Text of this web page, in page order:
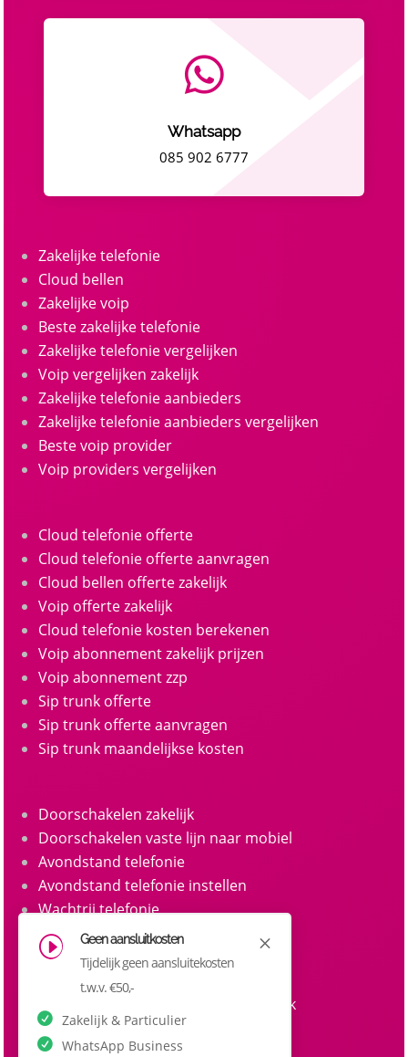

Whatsapp
085 902 6777
Zakelijke telefonie
Cloud bellen
Zakelijke voip
Beste zakelijke telefonie
Zakelijke telefonie vergelijken
Voip vergelijken zakelijk
Zakelijke telefonie aanbieders
Zakelijke telefonie aanbieders vergelijken
Beste voip provider
Voip providers vergelijken
Cloud telefonie offerte
Cloud telefonie offerte aanvragen
Cloud bellen offerte zakelijk
Voip offerte zakelijk
Cloud telefonie kosten berekenen
Voip abonnement zakelijk prijzen
Voip abonnement zzp
Sip trunk offerte
Sip trunk offerte aanvragen
Sip trunk maandelijkse kosten
Doorschakelen zakelijk
Doorschakelen vaste lijn naar mobiel
Avondstand telefonie
Avondstand telefonie instellen
Wachtrij telefonie
Call queue telefonie
Belgroepen
Belgroep instellen zakelijke telefonie
Doorkiesnummers aanvragen zakelijk
Doorkiesnummer per medewerker
M
I Geen aansluitkosten
Tijdelijk geen aansluitekosten
t.w.v. €50,-
Zakelijk & Particulier
WhatsApp Business